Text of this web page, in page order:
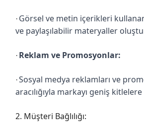
· Görsel ve metin içerikleri
ve paylaşılabilir materyaller
· Reklam ve Promosyonlar:
·Sosyal medya reklamları ve
aracılığıyla markayı geniş
2. Müşteri Bağlılığı: